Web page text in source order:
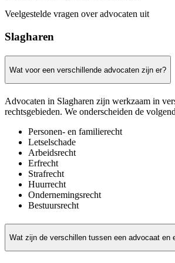
Veelgestelde vragen over advocaten uit
Slagharen
Wat voor een verschillende advocaten zijn er?
Advocaten in Slagharen zijn werkzaam in
rechtsgebieden. We onderscheiden de
Personen- en familierecht
Letselschade
Arbeidsrecht
Erfrecht
Strafrecht
Huurrecht
Ondernemingsrecht
Bestuursrecht
Wat zijn de verschillen tussen een advocaat en